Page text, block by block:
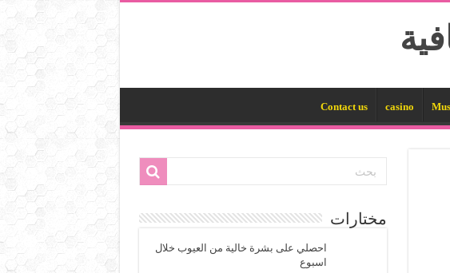
casino
Contact us
مختارات
احصلي على بشرة خالية من العيوب خلال
اسبوع